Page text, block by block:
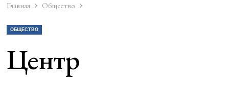
Главная Общество
ОБЩЕСТВО
Центр